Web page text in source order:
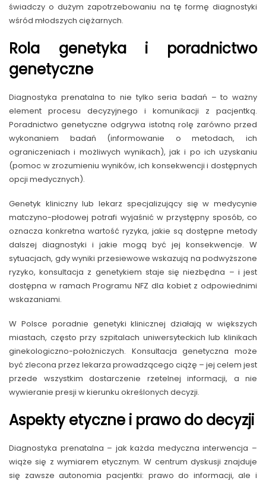
świadczy o dużym zapotrzebowaniu na tę formę diagnostyki
wśród młodszych ciężarnych.
Rola genetyka i poradnictwo
genetyczne
Diagnostyka prenatalna to nie tylko seria badań – to ważny
element procesu decyzyjnego i komunikacji z pacjentką.
Poradnictwo genetyczne odgrywa istotną rolę zarówno przed
wykonaniem badań (informowanie o metodach, ich
ograniczeniach i możliwych wynikach), jak i po ich uzyskaniu
(pomoc w zrozumieniu wyników, ich konsekwencji i dostępnych
opcji medycznych).
Genetyk kliniczny lub lekarz specjalizujący się w medycynie
matczyno-płodowej potrafi wyjaśnić w przystępny sposób, co
oznacza konkretna wartość ryzyka, jakie są dostępne metody
dalszej diagnostyki i jakie mogą być jej konsekwencje. W
sytuacjach, gdy wyniki przesiewowe wskazują na podwyższone
ryzyko, konsultacja z genetykiem staje się niezbędna – i jest
dostępna w ramach Programu NFZ dla kobiet z odpowiednimi
wskazaniami.
W Polsce poradnie genetyki klinicznej działają w większych
miastach, często przy szpitalach uniwersyteckich lub klinikach
ginekologiczno-położniczych. Konsultacja genetyczna może
być zlecona przez lekarza prowadzącego ciążę – jej celem jest
przede wszystkim dostarczenie rzetelnej informacji, a nie
wywieranie presji w kierunku określonych decyzji.
Aspekty etyczne i prawo do decyzji
Diagnostyka prenatalna – jak każda medyczna interwencja –
wiąże się z wymiarem etycznym. W centrum dyskusji znajduje
się zawsze autonomia pacjentki: prawo do informacji, ale i